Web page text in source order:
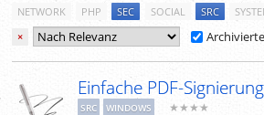
NETWORK
PHP SEC SOCIAL SRC
×
Einfache PDF-Signierung
SRC
WINDOWS ★★★★